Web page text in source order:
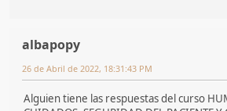
albapopy
26 de Abril de 2022, 18:31:43 PM
Alguien tiene las respuestas del curso